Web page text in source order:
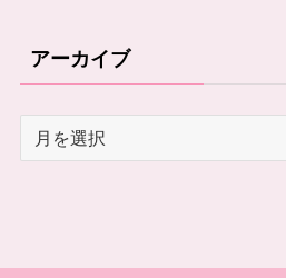
アーカイブ